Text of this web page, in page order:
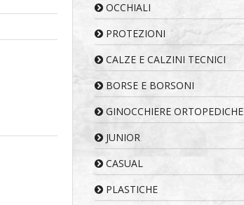
OCCHIALI
PROTEZIONI
CALZE E CALZINI TECNICI
BORSE E BORSONI
GINOCCHIERE ORTOPEDICHE
JUNIOR
CASUAL
PLASTICHE